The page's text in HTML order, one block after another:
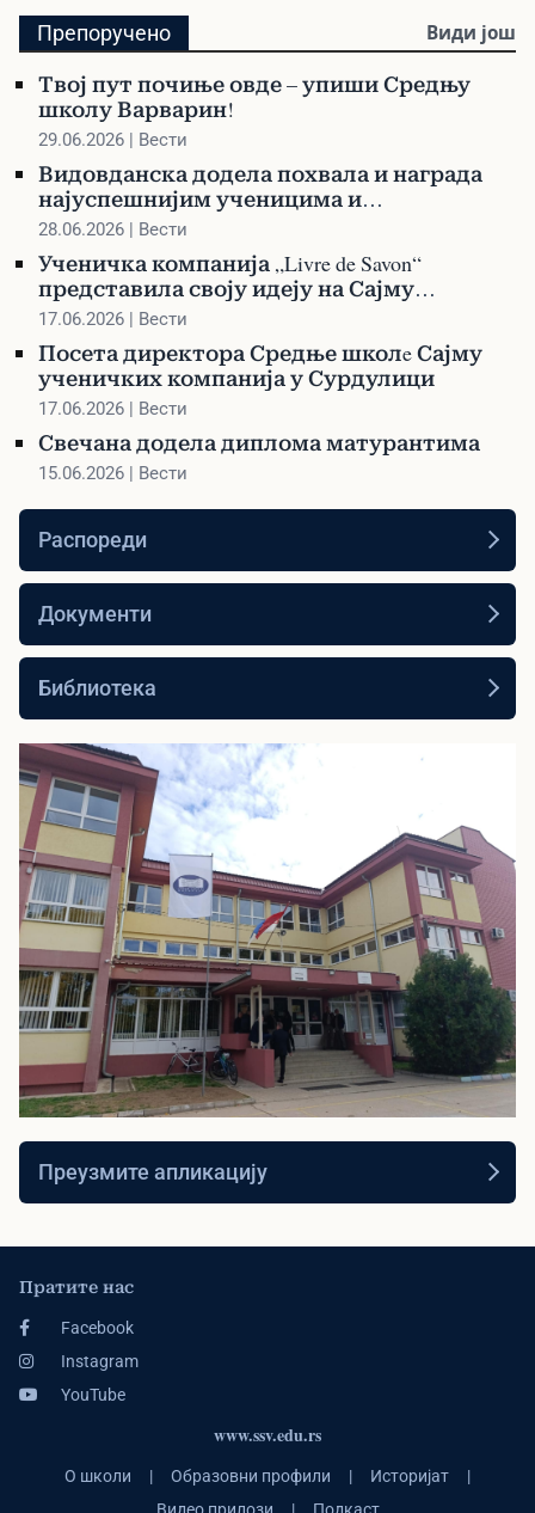
Библиотека
Претражите библиотеку и наручите своју
књигу
Препоручено Види још
Твој пут почиње овде – упиши Средњу
школу Варварин!
29.06.2026 | Вести
Видовданска додела похвала и награда
најуспешнијим ученицима и
професорима
28.06.2026 | Вести
Ученичка компанија „Livre de Savon“
представила своју идеју на Сајму
ученичких компанија у Сурдулици
17.06.2026 | Вести
Посета директора Средње школe Сајму
ученичких компанија у Сурдулици
17.06.2026 | Вести
Свечана додела диплома матурантима
15.06.2026 | Вести
Распореди
Документи
Библиотека
▶
Видео презентација
Погледајте видео презентацију наше
школе
Преузмите апликацију
Пратите нас
Facebook
Instagram
YouTube
www.ssv.edu.rs
О школи | Образовни профили | Историјат
|
Видео прилози
| Подкаст